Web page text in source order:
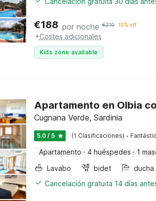
€188 por noche €210 10% off
+Costes adicionales
Kids zone available
Apartamento en Olbia
Cugnana Verde, Sardinia
5.0 / 5 (1 Clasificaciones) ·
Apartamento · 4 huéspedes · 1
Lavabo
bidet ducha
Cancelación gratuita 14 días